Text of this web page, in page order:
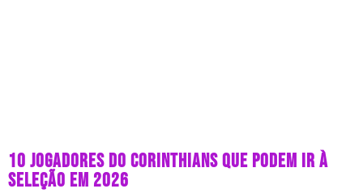
10 JOGADORES DO CORINTHIANS QUE PODEM IR À
SELEÇÃO EM 2026